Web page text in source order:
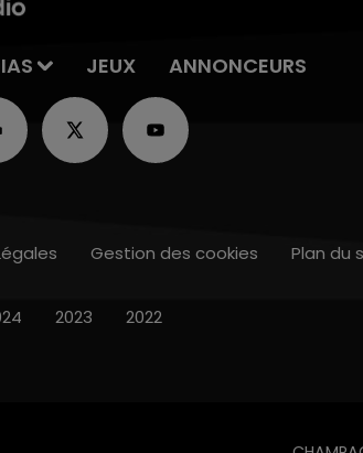
JEUX ANNONCEURS
Gestion des cookies Plan du
2023 2022